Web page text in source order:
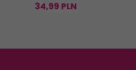
34,99 PLN